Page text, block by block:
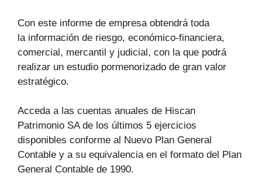
Con este informe de empresa obtendrá toda
la información de riesgo, económico-financiera,
comercial, mercantil y judicial, con la que podrá
realizar un estudio pormenorizado de gran valor
estratégico.
Acceda a las cuentas anuales de Hiscan
Patrimonio SA de los últimos 5 ejercicios
disponibles conforme al Nuevo Plan General
Contable y a su equivalencia en el formato del Plan
General Contable de 1990.